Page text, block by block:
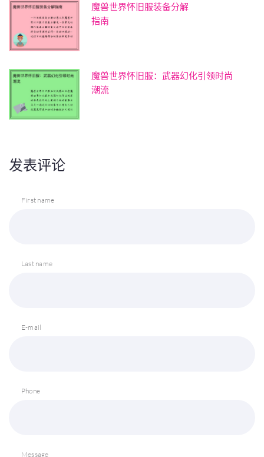
魔兽世界怀旧服装备分解
指南
魔兽世界怀旧服：武器幻化引领时尚
潮流
发表评论
First name
Last name
E-mail
Phone
Message